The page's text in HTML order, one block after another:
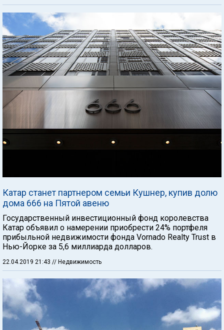
Катар станет партнером семьи Кушнер, купив долю
дома 666 на Пятой авеню
Государственный инвестиционный фонд королевства
Катар объявил о намерении приобрести 24% портфеля
прибыльной недвижимости фонда Vornado Realty Trust в
Нью-Йорке за 5,6 миллиарда долларов.
22.04.2019 21:43 // Недвижимость